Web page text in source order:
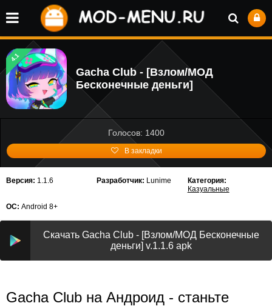
4.1
Gacha Club - [Взлом/МОД
Бесконечные деньги]
Голосов: 1400
В закладки
Версия: 1.1.6 Разработчик: Lunime
Категория:
Казуальные
ОС: Android 8+
Скачать Gacha Club - [Взлом/МОД Бесконечные
деньги] v.1.1.6 apk
Gacha Club на Андроид - станьте